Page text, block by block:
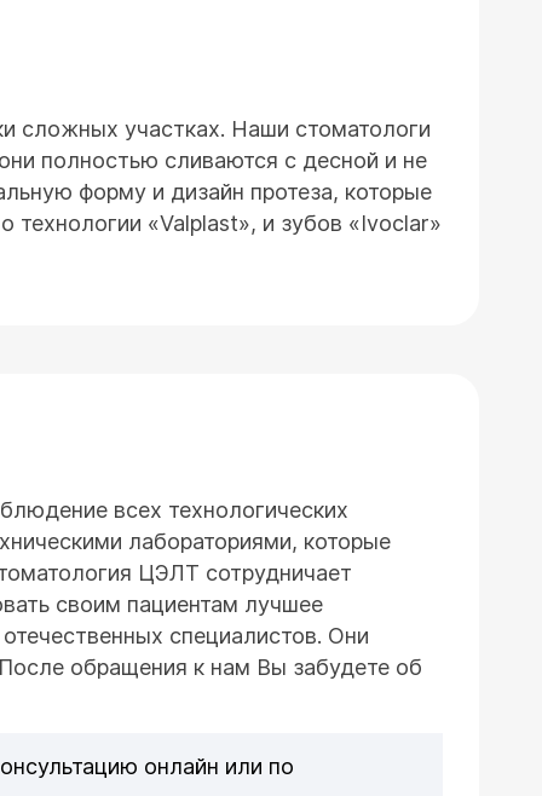
сложных участках. Наши стоматологи
полностью сливаются с десной и не
форму и дизайн протеза, которые
технологии «Valplast», и зубов «Ivoclar»
всех технологических
лабораториями, которые
ЦЭЛТ сотрудничает
своим пациентам лучшее
специалистов. Они
обращения к нам Вы забудете об
онлайн или по